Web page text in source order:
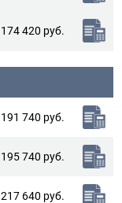
174 420 руб.
191 740 руб.
195 740 руб.
217 640 руб.